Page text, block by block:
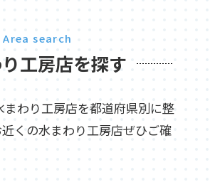
Area search
工房店を探す
わり工房店を都道府県別に整
くの水まわり工房店ぜひご確